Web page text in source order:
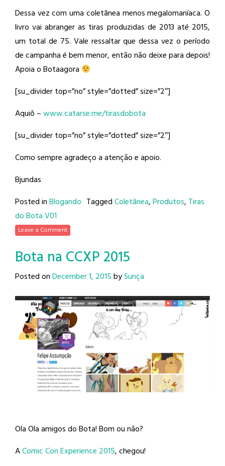
Dessa vez com uma coletânea menos megalomaníaca. O
livro vai abranger as tiras produzidas de 2013 até 2015,
um total de 75. Vale ressaltar que dessa vez o período
de campanha é bem menor, então não deixe para depois!
Apoia o Botaagora
[su_divider top=”no” style=”dotted” size=”2″]
Aquiô –www.catarse.me/tirasdobota
[su_divider top=”no” style=”dotted” size=”2″]
Como sempre agradeço a atenção e apoio.
Bjundas
Posted inBlogando TaggedColetânea,Produtos, Tiras
do Bota V01
Leave a Comment
Bota na CCXP 2015
Posted onDecember 1, 2015bySunça
Ola Ola amigos do Bota! Bom ou não?
AComic Con Experience 2015, chegou!